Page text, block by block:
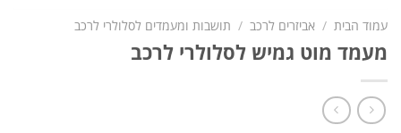
עמוד הבית / אביזרים לרכב / תושבות ומעמדים לסלולרי לרכב
מעמד מוט גמיש לסלולרי לרכב